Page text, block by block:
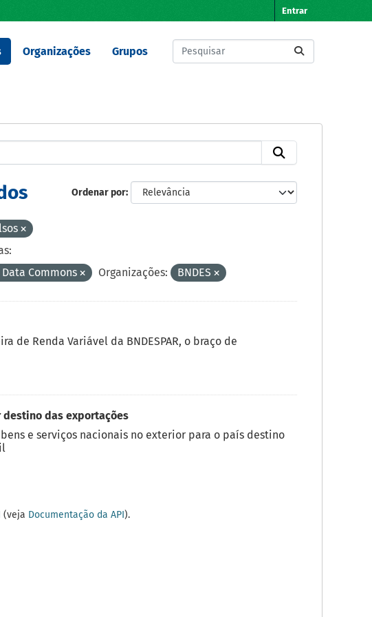
Entrar
Organizações Grupos
Ordenar por
Commons
Organizações: BNDES
de Renda Variável da BNDESPAR, o braço de
das exportações
e serviços nacionais no exterior para o país destino
(veja Documentação da API).